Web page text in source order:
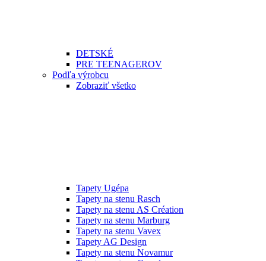
DETSKÉ
PRE TEENAGEROV
Podľa výrobcu
Zobraziť všetko
Tapety Ugépa
Tapety na stenu Rasch
Tapety na stenu AS Création
Tapety na stenu Marburg
Tapety na stenu Vavex
Tapety AG Design
Tapety na stenu Novamur